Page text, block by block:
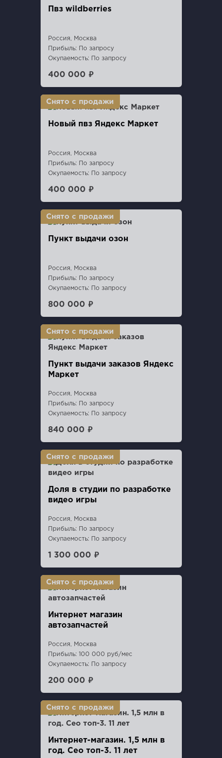
Пвз wildberries
Россия, Москва
Прибыль: По запросу
Окупаемость: По запросу
400 000 ₽
Новый пвз Яндекс Маркет
Россия, Москва
Прибыль: По запросу
Окупаемость: По запросу
400 000 ₽
Пункт выдачи озон
Россия, Москва
Прибыль: По запросу
Окупаемость: По запросу
800 000 ₽
Пункт выдачи заказов Яндекс
Маркет
Россия, Москва
Прибыль: По запросу
Окупаемость: По запросу
840 000 ₽
Доля в студии по разработке
видео игры
Россия, Москва
Прибыль: По запросу
Окупаемость: По запросу
1 300 000 ₽
Интернет магазин
автозапчастей
Россия, Москва
Прибыль: 100 000 руб/мес
Окупаемость: По запросу
200 000 ₽
Интернет-магазин. 1,5 млн в
год. Сео топ-3. 11 лет